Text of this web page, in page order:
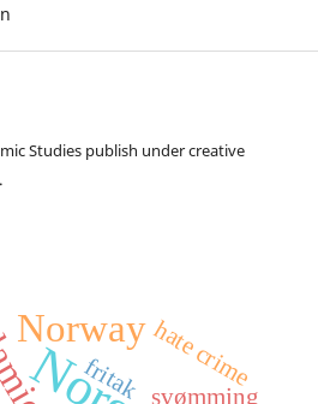
Studies publish under creative
Norway
svømming
fritak hate crime